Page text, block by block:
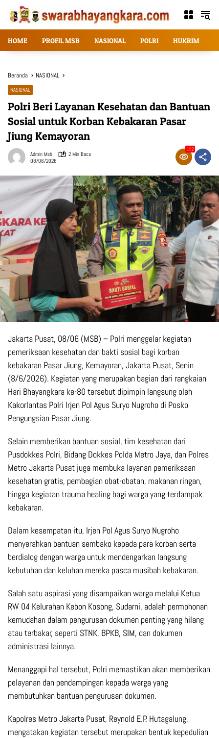
Langsung
konten
HOME PROFIL MSB NASIONAL POLRI HUKRIM
Beranda NASIONAL
NASIONAL
Polri Beri Layanan Kesehatan dan Bantuan
Sosial untuk Korban Kebakaran Pasar
Jiung Kemayoran
Admin Msb
2 Min Baca
08/06/2026
152
Jakarta Pusat, 08/06 (MSB) – Polri menggelar kegiatan
pemeriksaan kesehatan dan bakti sosial bagi korban
kebakaran Pasar Jiung, Kemayoran, Jakarta Pusat, Senin
(8/6/2026). Kegiatan yang merupakan bagian dari rangkaian
Hari Bhayangkara ke-80 tersebut dipimpin langsung oleh
Kakorlantas Polri Irjen Pol Agus Suryo Nugroho di Posko
Pengungsian Pasar Jiung.
Selain memberikan bantuan sosial, tim kesehatan dari
Pusdokkes Polri, Bidang Dokkes Polda Metro Jaya, dan Polres
Metro Jakarta Pusat juga membuka layanan pemeriksaan
kesehatan gratis, pembagian obat-obatan, makanan ringan,
hingga kegiatan trauma healing bagi warga yang terdampak
kebakaran.
Dalam kesempatan itu, Irjen Pol Agus Suryo Nugroho
menyerahkan bantuan sembako kepada para korban serta
berdialog dengan warga untuk mendengarkan langsung
kebutuhan dan keluhan mereka pasca musibah kebakaran.
Salah satu aspirasi yang disampaikan warga melalui Ketua
RW 04 Kelurahan Kebon Kosong, Sudarni, adalah permohonan
kemudahan dalam pengurusan dokumen penting yang hilang
atau terbakar, seperti STNK, BPKB, SIM, dan dokumen
administrasi lainnya.
Menanggapi hal tersebut, Polri memastikan akan memberikan
pelayanan dan pendampingan kepada warga yang
membutuhkan bantuan pengurusan dokumen.
Kapolres Metro Jakarta Pusat, Reynold E.P. Hutagalung,
mengatakan kegiatan tersebut merupakan bentuk kepedulian